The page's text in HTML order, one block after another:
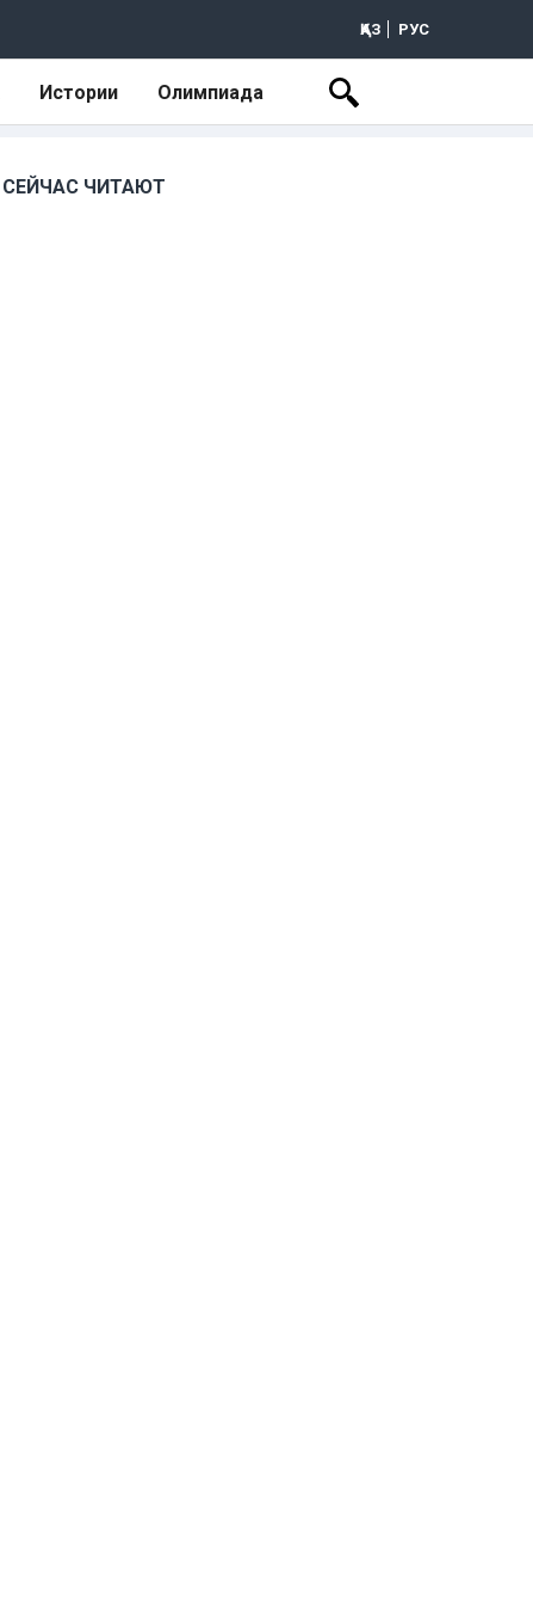
ҚАЗ РУС
Истории Олимпиада
СЕЙЧАС ЧИТАЮТ